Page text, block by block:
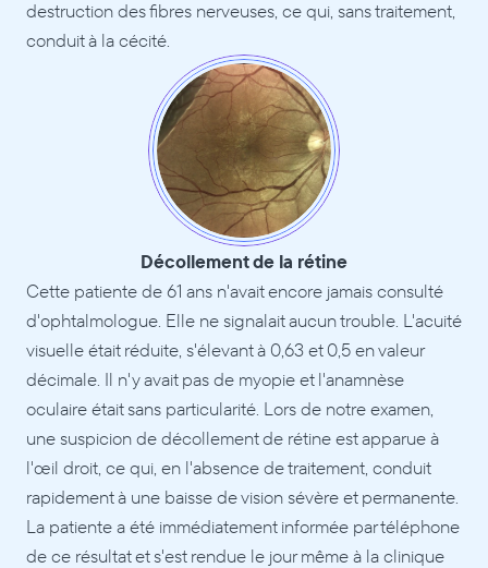
destruction des fibres nerveuses, ce qui, sans traitement,
conduit à la cécité.
Décollement de la rétine
Cette patiente de 61 ans n'avait encore jamais consulté
d'ophtalmologue. Elle ne signalait aucun trouble. L'acuité
visuelle était réduite, s'élevant à 0,63 et 0,5 en valeur
décimale. Il n'y avait pas de myopie et l'anamnèse
oculaire était sans particularité. Lors de notre examen,
une suspicion de décollement de rétine est apparue à
l'œil droit, ce qui, en l'absence de traitement, conduit
rapidement à une baisse de vision sévère et permanente.
La patiente a été immédiatement informée par téléphone
de ce résultat et s'est rendue le jour même à la clinique